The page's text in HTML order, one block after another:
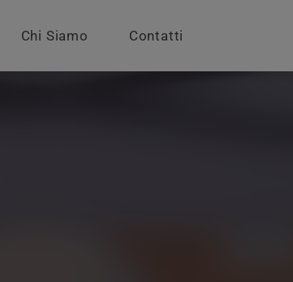
Chi Siamo Contatti